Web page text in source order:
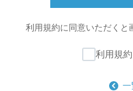
利用規約に同意いただくと
利用規
一